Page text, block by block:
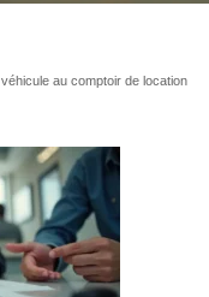
au comptoir de location